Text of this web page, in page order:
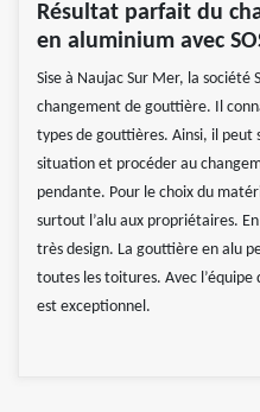
Résultat parfait du
en aluminium avec
Sise à Naujac Sur Mer, la
changement de gouttière. Il
types de gouttières. Ainsi, il peut
situation et procéder au
pendante. Pour le choix du
surtout l’alu aux propriétaires.
très design. La gouttière en alu
toutes les toitures. Avec l’équipe
est exceptionnel.